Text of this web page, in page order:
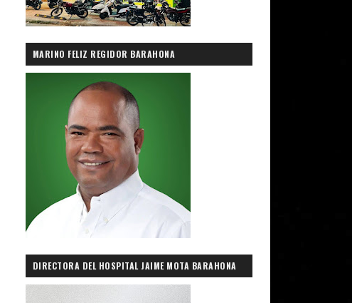
MARINO FELIZ REGIDOR BARAHONA
DIRECTORA DEL HOSPITAL JAIME MOTA BARAHONA